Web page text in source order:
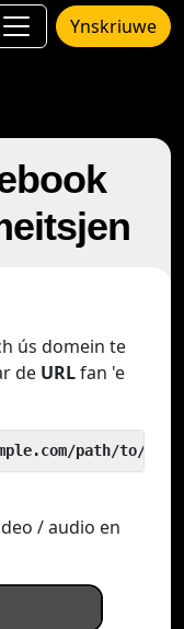
Ynskriuwe
ús domein te
de URLfan 'e
path/to/
/ audio en